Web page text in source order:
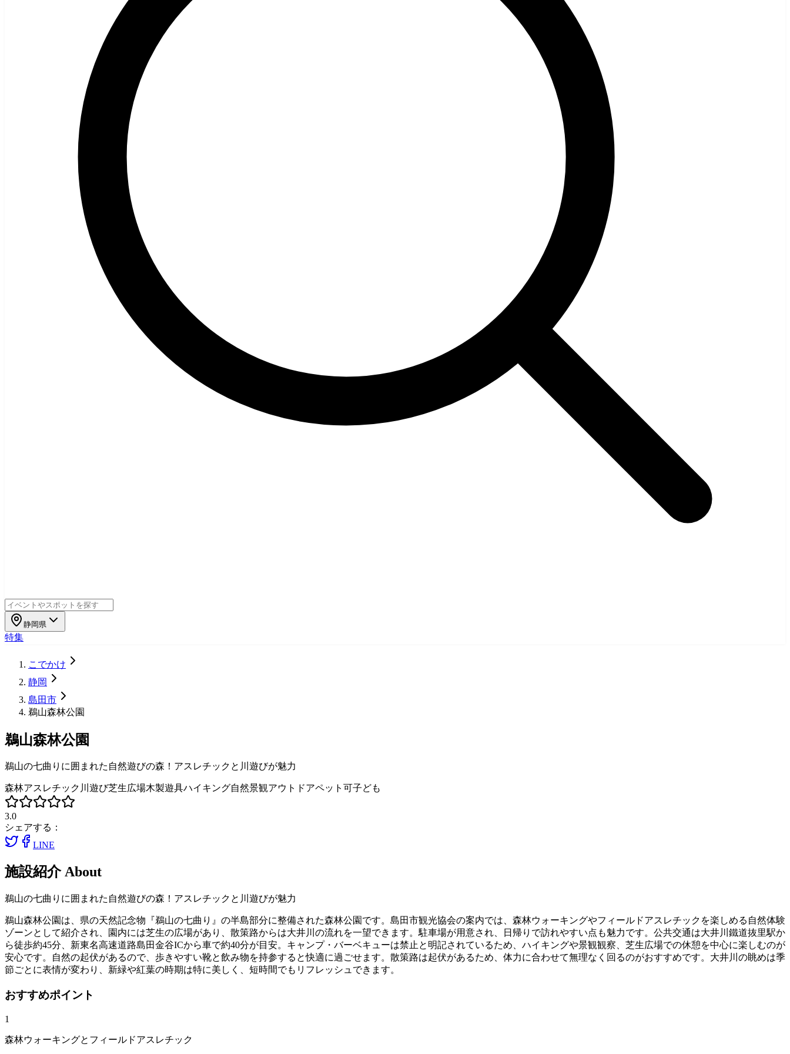
静岡県
特集
こでかけ
静岡
島田市
鵜山森林公園
鵜山森林公園
鵜山の七曲りに囲まれた自然遊びの森！アスレチックと川遊びが魅力
森林アスレチック 川遊び芝生広場木製遊具ハイキング自然景観アウトドアペット可子ども
3.0
シェアする：
LINE
施設紹介 About
鵜山の七曲りに囲まれた自然遊びの森！アスレチックと川遊びが魅力
鵜山森林公園は、県の天然記念物『鵜山の七曲り』の半島部分に整備された森林公園です。島田市観光協会の案内では、森林ウォーキングやフィールドアスレチックを楽しめる自然体験
ゾーンとして紹介され、園内には芝生の広場があり、散策路からは大井川の流れを一望できます。駐車場が用意され、日帰りで訪れやすい点も魅力です。公共交通は大井川鐵道抜里駅か
ら徒歩約45分、新東名高速道路島田金谷ICから車で約40分が目安。キャンプ・バーベキューは禁止と明記されているため、ハイキングや景観観察、芝生広場での休憩を中心に楽しむのが
安心です。自然の起伏があるので、歩きやすい靴と飲み物を持参すると快適に過ごせます。散策路は起伏があるため、体力に合わせて無理なく回るのがおすすめです。大井川の眺めは季
節ごとに表情が変わり、新緑や紅葉の時期は特に美しく、短時間でもリフレッシュできます。
おすすめポイント
1
森林ウォーキングとフィールドアスレチック